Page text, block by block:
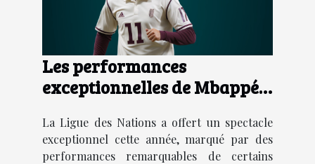
Les performances
exceptionnelles de Mbappé
des Nations : analyse et
perspectives
La Ligue des Nations a offert un spectacle
exceptionnel cette année, marqué par des
performances remarquables de certains